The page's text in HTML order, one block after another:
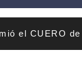
el CUERO